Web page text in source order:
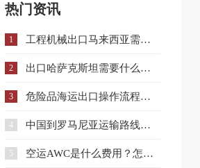
热门资讯
1 工程机械出口马来西亚需要什么手续和证件？
2 出口哈萨克斯坦需要什么认证？一文详解核心准入要求
3 危险品海运出口操作流程与注意事项全解析
4 中国到罗马尼亚运输路线详解与企业选择策略
5 空运AWC是什么费用？怎么收？和AWA有什么区别？